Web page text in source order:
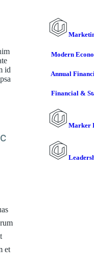
id
et
Modern
Annual
Financial &
Marker